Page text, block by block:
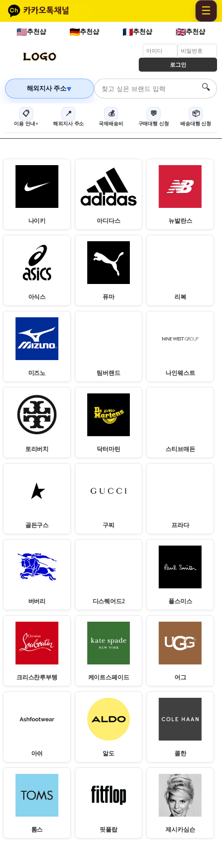
☰
추천샵 추천샵 추천샵 추천샵
로그인
해외지사 주소🔽 🔍
📋
이용 안내
📍
해외지사 주소
💰
국제배송비
💬
구매대행 신청
📦
배송대행 신청
나이키 아디다스 뉴발란스
아식스 퓨마 리복
미즈노 팀버랜드 나인웨스트
토리버치 닥터마틴 스티브매든
골든구스 구찌 프라다
버버리 디스퀘어드2 폴스미스
크리스찬루부텡 케이트스페이드 어그
아쉬 알도 콜한
톰스 핏플랍 제시카심슨